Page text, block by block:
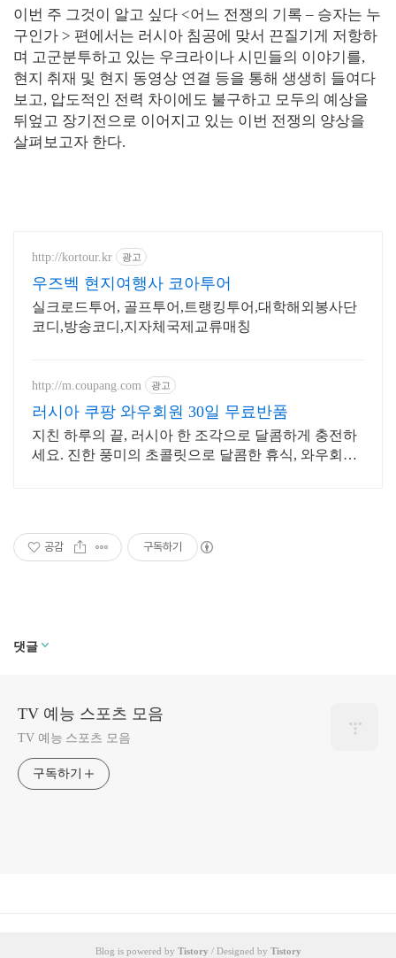
이번 주 그것이 알고 싶다 <어느 전쟁의 기록 – 승자는 누
구인가 > 편에서는 러시아 침공에 맞서 끈질기게 저항하
며 고군분투하고 있는 우크라이나 시민들의 이야기를,
현지 취재 및 현지 동영상 연결 등을 통해 생생히 들여다
보고, 압도적인 전력 차이에도 불구하고 모두의 예상을
뒤엎고 장기전으로 이어지고 있는 이번 전쟁의 양상을
살펴보고자 한다.
http://kortour.kr 광고
우즈벡 현지여행사 코아투어
실크로드투어, 골프투어,트랭킹투어,대학해외봉사단
코디,방송코디,지자체국제교류매칭
http://m.coupang.com 광고
러시아 쿠팡 와우회원 30일 무료반품
지친 하루의 끝, 러시아 한 조각으로 달콤하게 충전하
세요. 진한 풍미의 초콜릿으로 달콤한 휴식, 와우회원
공감 구독하기
댓글
TV 예능 스포츠 모음
TV 예능 스포츠 모음
구독하기
Blog is powered by Tistory / Designed by Tistory